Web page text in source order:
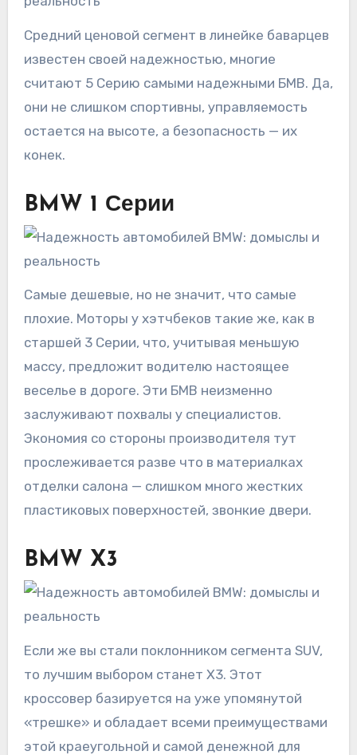
Средний ценовой сегмент в линейке баварцев
известен своей надежностью, многие
считают 5 Серию самыми надежными БМВ. Да,
они не слишком спортивны, управляемость
остается на высоте, а безопасность — их
конек.
BMW 1 Серии
Самые дешевые, но не значит, что самые
плохие. Моторы у хэтчбеков такие же, как в
старшей 3 Серии, что, учитывая меньшую
массу, предложит водителю настоящее
веселье в дороге. Эти БМВ неизменно
заслуживают похвалы у специалистов.
Экономия со стороны производителя тут
прослеживается разве что в материалках
отделки салона — слишком много жестких
пластиковых поверхностей, звонкие двери.
BMW X3
Если же вы стали поклонником сегмента SUV,
то лучшим выбором станет Х3. Этот
кроссовер базируется на уже упомянутой
«трешке» и обладает всеми преимуществами
этой краеугольной и самой денежной для